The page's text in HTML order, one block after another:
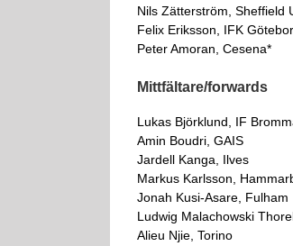
Nils Zätterström, Sheffield
Felix Eriksson, IFK
Peter Amoran, Cesena*
Mittfältare/forwards
Lukas Björklund, IF
Amin Boudri, GAIS
Jardell Kanga, Ilves
Markus Karlsson,
Jonah Kusi-Asare, Fulham
Ludwig Malachowski
Alieu Njie, Torino